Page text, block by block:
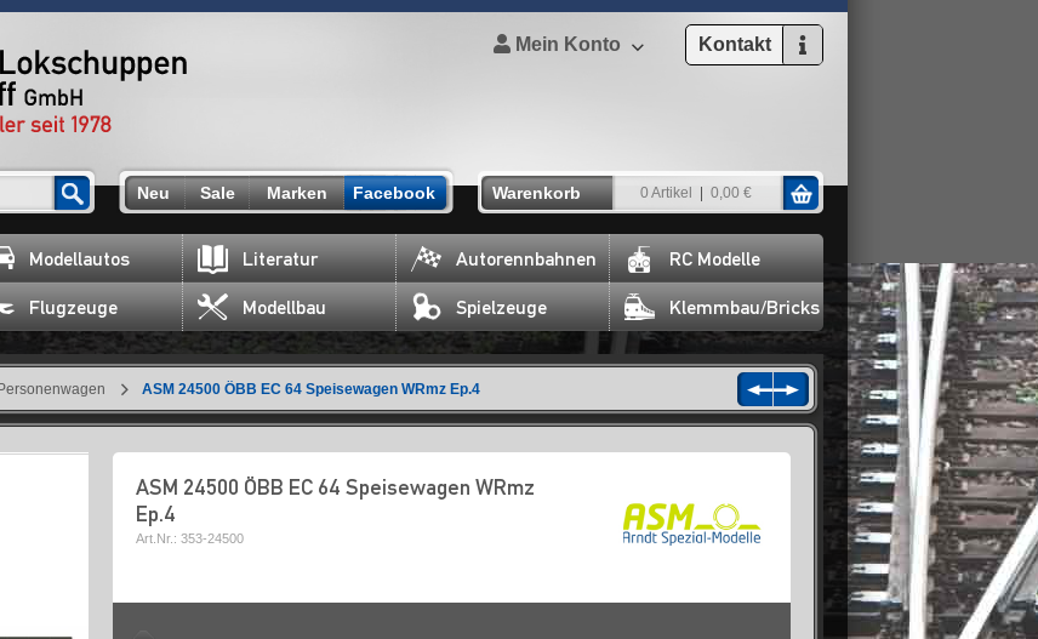
Mein Konto Kontakt
Neu Sale Marken Facebook Warenkorb 0 Artikel 0,00 €
Modellautos Literatur Autorennbahnen RC Modelle
Flugzeuge Modellbau Spielzeuge Klemmbau/Bricks
Personenwagen ASM 24500 ÖBB EC 64 Speisewagen WRmz Ep.4
ASM 24500 ÖBB EC 64 Speisewagen WRmz
Ep.4
Art.Nr.: 353-24500